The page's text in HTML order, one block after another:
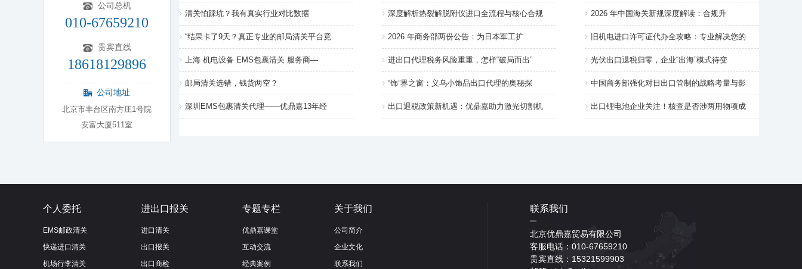
公司总机
010-67659210
贵宾直线
18618129896
公司地址
北京市丰台区南方庄1号院
安富大厦511室
清关怕踩坑？我有真实行业对比数据
“结果卡了9天？真正专业的邮局清关平台竟
上海 机电设备 EMS包裹清关 服务商—
邮局清关选错，钱货两空？
深圳EMS包裹清关代理——优鼎嘉13年经
2026 年中国海关新规深度解读：合规升
旧机电进口许可证代办全攻略：专业解决您的
光伏出口退税归零，企业“出海”模式待变
中国商务部强化对日出口管制的战略考量与影
出口锂电池企业关注！核查是否涉两用物项成
深度解析热裂解脱附仪进口全流程与核心合规
2026 年商务部两份公告：为日本军工扩
进出口代理税务风险重重，怎样“破局而出”
“饰”界之窗：义乌小饰品出口代理的奥秘探
出口退税政策新机遇：优鼎嘉助力激光切割机
个人委托
EMS邮政清关
快递进口清关
机场行李清关
进出口报关
进口清关
出口报关
出口商检
专题专栏
优鼎嘉课堂
互动交流
经典案例
关于我们
公司简介
企业文化
联系我们
联系我们
北京优鼎嘉贸易有限公司
客服电话：010-67659210
贵宾直线：15321599903